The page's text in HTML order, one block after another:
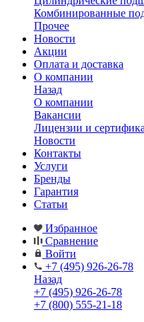
Комбинированные
Прочее
Новости
Акции
Оплата и доставка
О компании
Назад
О компании
Вакансии
Лицензии и
Новости
Контакты
Услуги
Бренды
Гарантия
Статьи
Избранное
Сравнение
Войти
+7 (495) 926-26-78
Назад
+7 (495) 926-26-78
+7 (800) 555-21-18